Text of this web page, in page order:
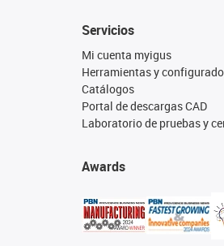
Servicios
Mi cuenta myigus
Herramientas y
Catálogos
Portal de descargas CAD
Laboratorio de pruebas y
Awards